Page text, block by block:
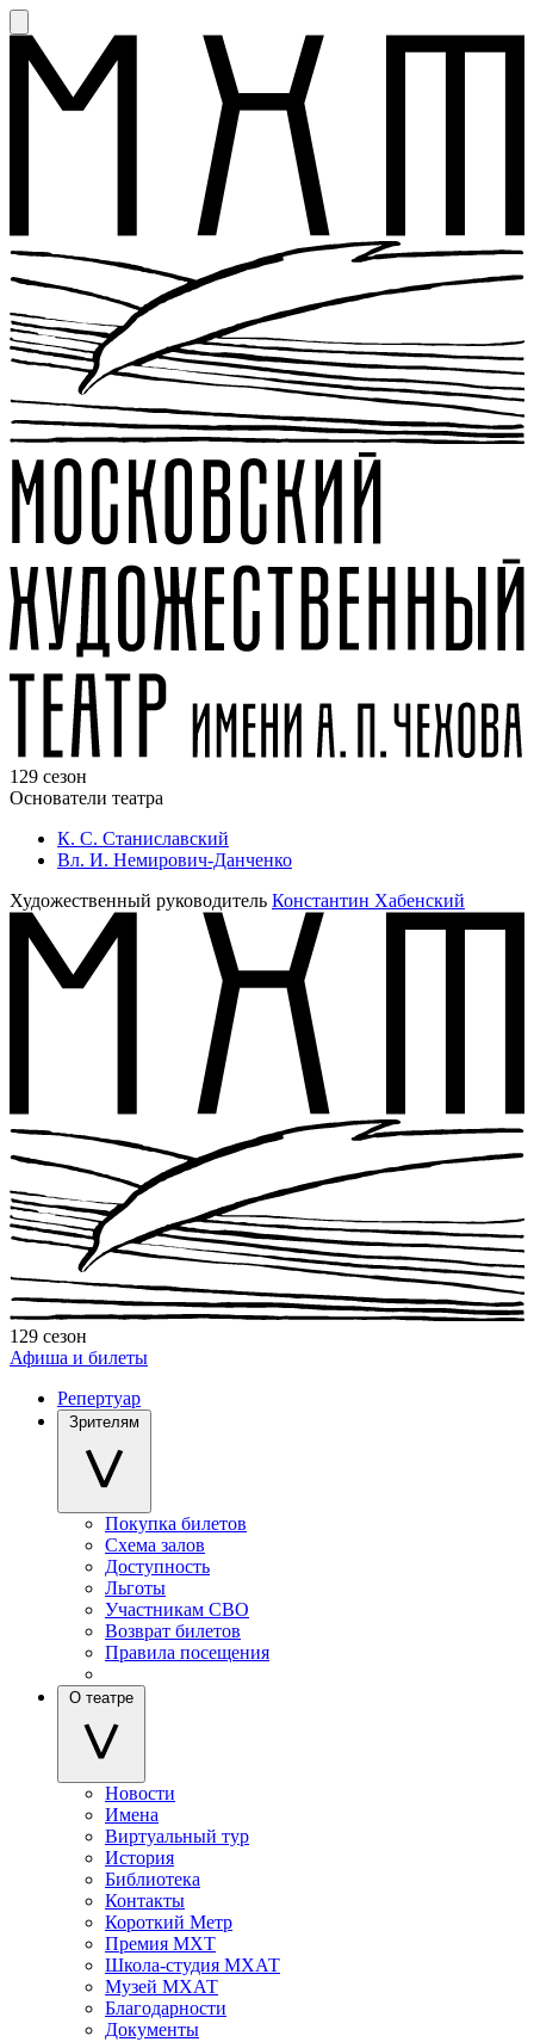
129 сезон
Основатели театра
К. С. Станиславский
Вл. И. Немирович-Данченко
Художественный руководитель Константин Хабенский
129 сезон
Афиша и билеты
Репертуар
Зрителям
Покупка билетов
Схема залов
Доступность
Льготы
Участникам СВО
Возврат билетов
Правила посещения
О театре
Новости
Имена
Виртуальный тур
История
Библиотека
Контакты
Короткий Метр
Премия МХТ
Школа-студия МХАТ
Музей МХАТ
Благодарности
Документы